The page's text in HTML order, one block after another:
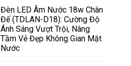
Đèn LED Âm Nước 18w Chân
Đế (TDLAN-D18): Cường Độ
Ánh Sáng Vượt Trội, Nâng
Tầm Vẻ Đẹp Không Gian Mặt
Nước